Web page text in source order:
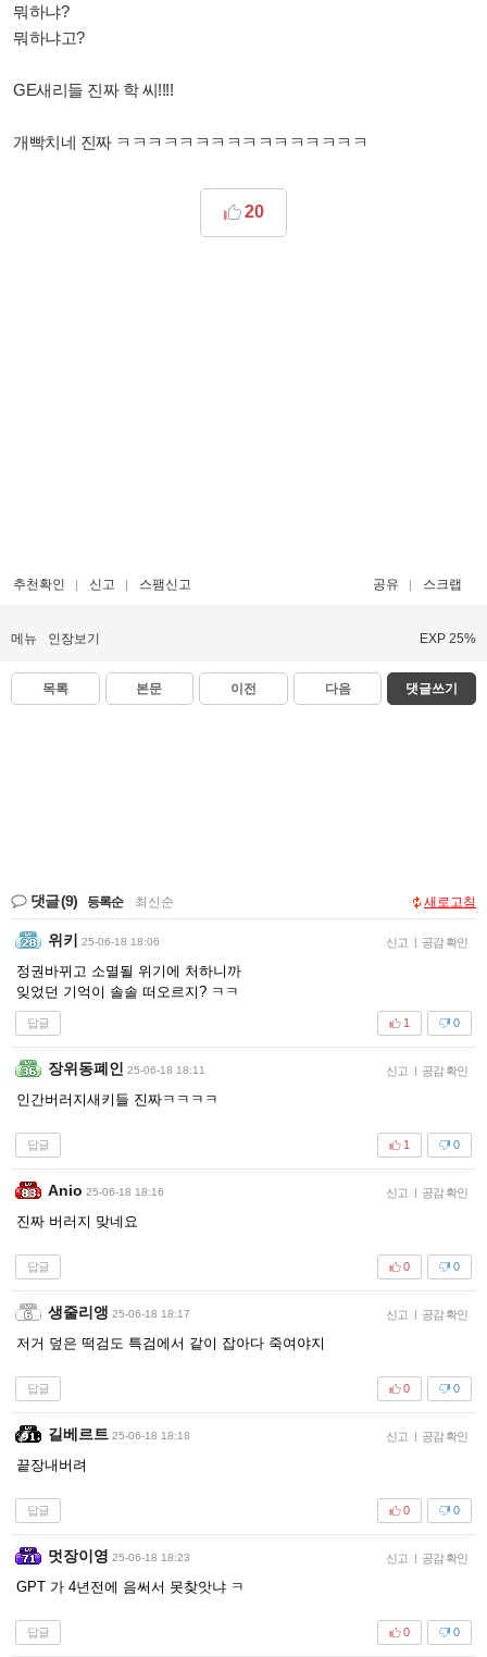
뭐하냐?
뭐하냐고?
GE새리들 진짜 학 씨!!!!
개빡치네 진짜 ㅋㅋㅋㅋㅋㅋㅋㅋㅋㅋㅋㅋㅋㅋㅋㅋ
20
추천확인 신고 스팸신고 공유 스크랩
메뉴 인장보기 EXP 25%
목록 본문 이전 다음 댓글쓰기
댓글(9) 등록순 최신순 새로고침
위키 25-06-18 18:06 신고 | 공감 확인
정권바뀌고 소멸될 위기에 처하니까
잊었던 기억이 솔솔 떠오르지? ㅋㅋ
답글 0
1
장위동폐인 25-06-18 18:11 신고 | 공감 확인
인간버러지새키들 진짜ㅋㅋㅋㅋ
답글 0
1
Anio 25-06-18 18:16 신고 | 공감 확인
진짜 버러지 맞네요
답글 0
0
생줄리앵 25-06-18 18:17 신고 | 공감 확인
저거 덮은 떡검도 특검에서 같이 잡아다 죽여야지
답글 0
0
길베르트 25-06-18 18:18 신고 | 공감 확인
끝장내버려
답글 0
0
멋장이영 25-06-18 18:23 신고 | 공감 확인
GPT 가 4년전에 음써서 못찾앗냐 ㅋ
답글 0
0